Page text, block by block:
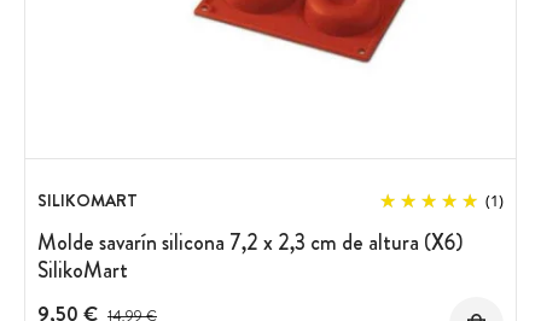
SILIKOMART (1)
Molde savarín silicona 7,2 x 2,3 cm de altura (X6)
SilikoMart
9,50 € Precio antes del descuento
14,99 €